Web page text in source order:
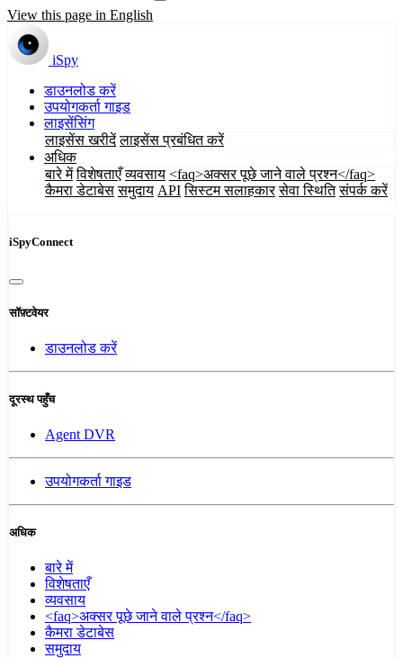
View this page in English
iSpy
डाउनलोड करें
उपयोगकर्ता गाइड
लाइसेंसिंग
लाइसेंस खरीदें लाइसेंस प्रबंधित करें
अधिक
बारे में विशेषताएँ व्यवसाय <faq>अक्सर पूछे जाने वाले प्रश्न</faq>
कैमरा डेटाबेस समुदाय API सिस्टम सलाहकार सेवा स्थिति संपर्क करें
iSpyConnect
सॉफ़्टवेयर
डाउनलोड करें
दूरस्थ पहुँच
Agent DVR
उपयोगकर्ता गाइड
अधिक
बारे में
विशेषताएँ
व्यवसाय
<faq>अक्सर पूछे जाने वाले प्रश्न</faq>
कैमरा डेटाबेस
समुदाय